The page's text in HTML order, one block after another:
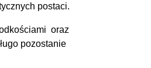
postaci.
oraz
pozostanie